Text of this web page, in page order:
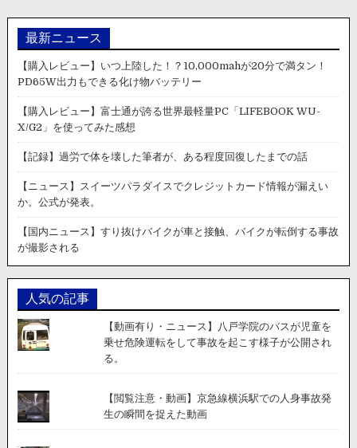
最新ニュース
【購入レビュー】いつ上陸した！？10,000mahが20分で満タン！
PD65W出力もできる化け物バッテリー
【購入レビュー】富士通が誇る世界最軽量PC「LIFEBOOK WU-
X/G2」を使ってみた感想
【記録】過労で体を壊した筆者が、ある程度回復したまでの話
【ニュース】スイーツパラダイスでクレジットカード情報が漏えい
か。公式が発表。
【国内ニュース】すり抜けバイクが車と接触、バイクが転倒する事故
が撮影される
人気の記事
【動画有り・ニュース】八戸学院のバスが児童を
乗せ危険運転をして事故を起こす様子が公開され
る。
【閲覧注意・動画】京急線横浜駅での人身事故発
生の瞬間を捉えた動画